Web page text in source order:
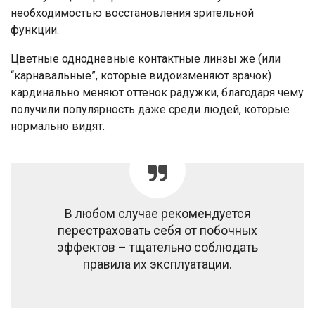
необходимостью восстановления зрительной
функции.
Цветные однодневные контактные линзы же (или
“карнавальные”, которые видоизменяют зрачок)
кардинально меняют оттенок радужки, благодаря чему
получили популярность даже среди людей, которые
нормально видят.
В любом случае рекомендуется
перестраховать себя от побочных
эффектов – тщательно соблюдать
правила их эксплуатации.